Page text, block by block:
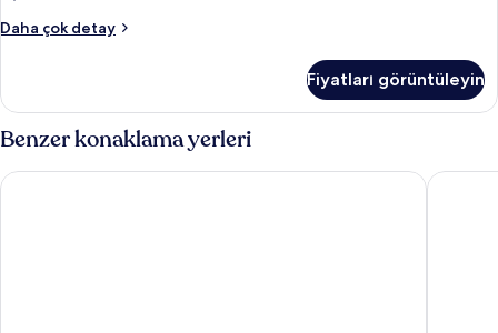
fotoğrafları
Daha çok detay
Accessible
daha
detay
Fiyatları görüntüleyin
Benzer konaklama yerleri
Tav Airport Hotel İzmir Mia